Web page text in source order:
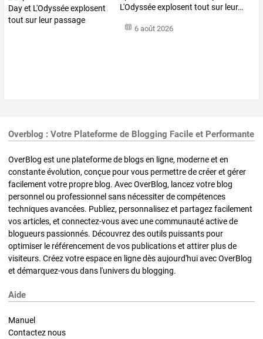
L'Odysséeexplosent tout sur leur…
6 août 2026
Overblog : Votre Plateforme de Blogging Facile et Performante
OverBlog est une plateforme de blogs en ligne, moderne et en
constante évolution, conçue pour vous permettre de créer et gérer
facilement votre propre blog. Avec OverBlog, lancez votre blog
personnel ou professionnel sans nécessiter de compétences
techniques avancées. Publiez, personnalisez et partagez facilement
vos articles, et connectez-vous avec une communauté active de
blogueurs passionnés. Découvrez des outils puissants pour
optimiser le référencement de vos publications et attirer plus de
visiteurs. Créez votre espace en ligne dès aujourd'hui avec OverBlog
et démarquez-vous dans l'univers du blogging.
Aide
Manuel
Contactez nous